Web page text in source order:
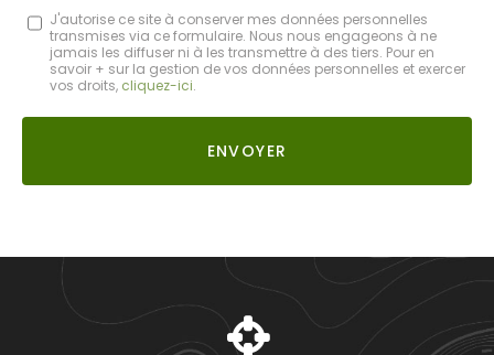
Message
J'autorise ce site à conserver mes données personnelles
transmises via ce formulaire. Nous nous engageons à ne
jamais les diffuser ni à les transmettre à des tiers. Pour en
savoir + sur la gestion de vos données personnelles et exercer
vos droits, cliquez-ici.
Acceptation
ENVOYER